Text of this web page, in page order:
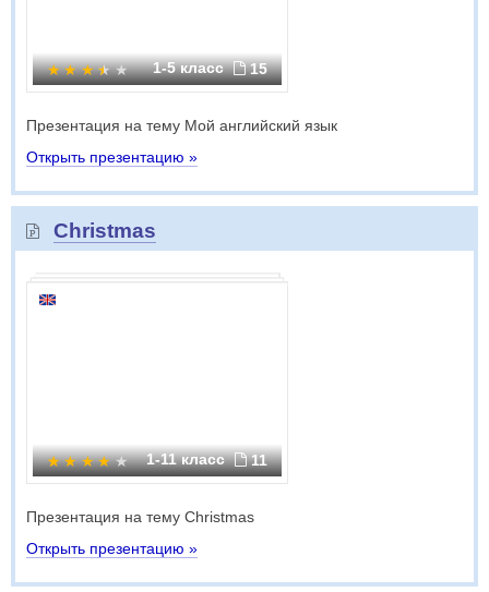
1-5 класс 15
Презентация на тему Мой английский язык
Открыть презентацию »
Christmas
1-11 класс 11
Презентация на тему Christmas
Открыть презентацию »